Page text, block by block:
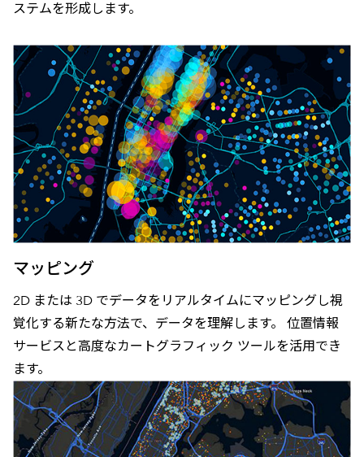
ステムを形成します。
マッピング
2D または 3D でデータをリアルタイムにマッピングし視
覚化する新たな方法で、データを理解します。 位置情報
サービスと高度なカートグラフィック ツールを活用でき
ます。